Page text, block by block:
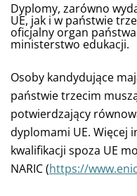
Dyplomy, zarówno
UE, jak i w państwie
oficjalny organ
ministerstwo edukacji.
Osoby kandydujące
państwie trzecim
potwierdzający
dyplomami UE. Więcej
kwalifikacji spoza UE
NARIC (https://